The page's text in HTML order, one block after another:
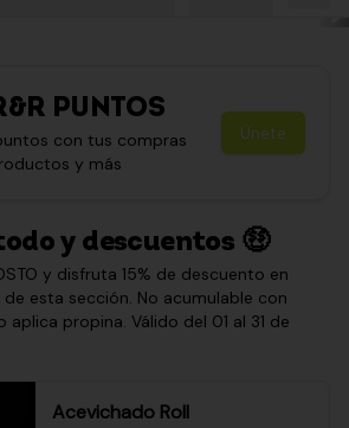
PUNTOS
con tus compras
y más
Únete
y descuentos 🤑
y disfruta 15% de descuento en
esta sección. No acumulable con
propina. Válido del 01 al 31 de
Acevichado Roll